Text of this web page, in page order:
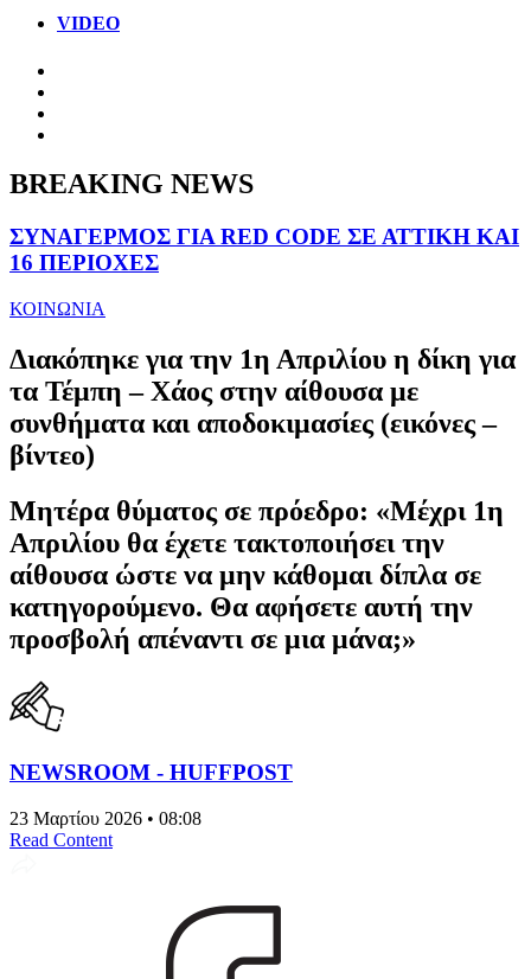
VIDEO
BREAKING NEWS
ΣΥΝΑΓΕΡΜΟΣ ΓΙΑ RED CODE ΣΕ ΑΤΤΙΚΗ ΚΑΙ
16 ΠΕΡΙΟΧΕΣ
ΚΟΙΝΩΝΙΑ
Διακόπηκε για την 1η Απριλίου η δίκη για
τα Τέμπη – Χάος στην αίθουσα με
συνθήματα και αποδοκιμασίες (εικόνες –
βίντεο)
Μητέρα θύματος σε πρόεδρο: «Μέχρι 1η
Απριλίου θα έχετε τακτοποιήσει την
αίθουσα ώστε να μην κάθομαι δίπλα σε
κατηγορούμενο. Θα αφήσετε αυτή την
προσβολή απέναντι σε μια μάνα;»
NEWSROOM - HUFFPOST
23 Μαρτίου 2026 • 08:08
Read Content